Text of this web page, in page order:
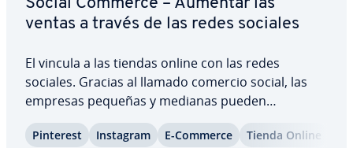
Social Commerce – Aumentar las
ventas a través de las redes sociales
El vincula a las tiendas online con las redes
sociales. Gracias al llamado comercio social, las
empresas pequeñas y medianas pueden
aumentar si­g­ni­fi­ca­ti­va­me­n­te su cartera de clientes
e impulsar las ventas. No obstante, es necesario
Pinterest Instagram E-Commerce Tienda Online